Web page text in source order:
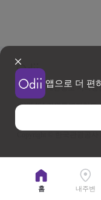
앱으로 더 편
이용약관 개인정보 처리방
우)26464 강원특별자치도
사업자등록번호 202-81-
홈 내주변